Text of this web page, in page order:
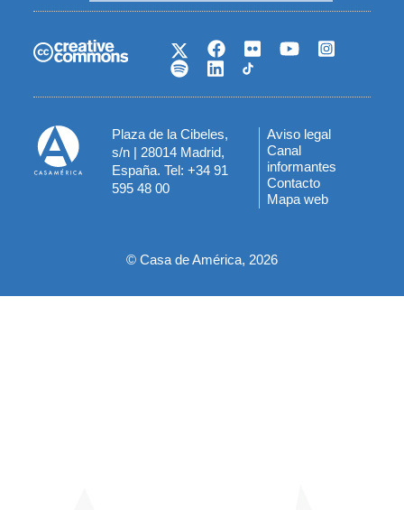
Plaza de la Cibeles,
s/n | 28014 Madrid,
España. Tel: +34 91
595 48 00
Menú
del
pie
Aviso legal
Canal
informantes
Contacto
Mapa web
© Casa de América, 2026